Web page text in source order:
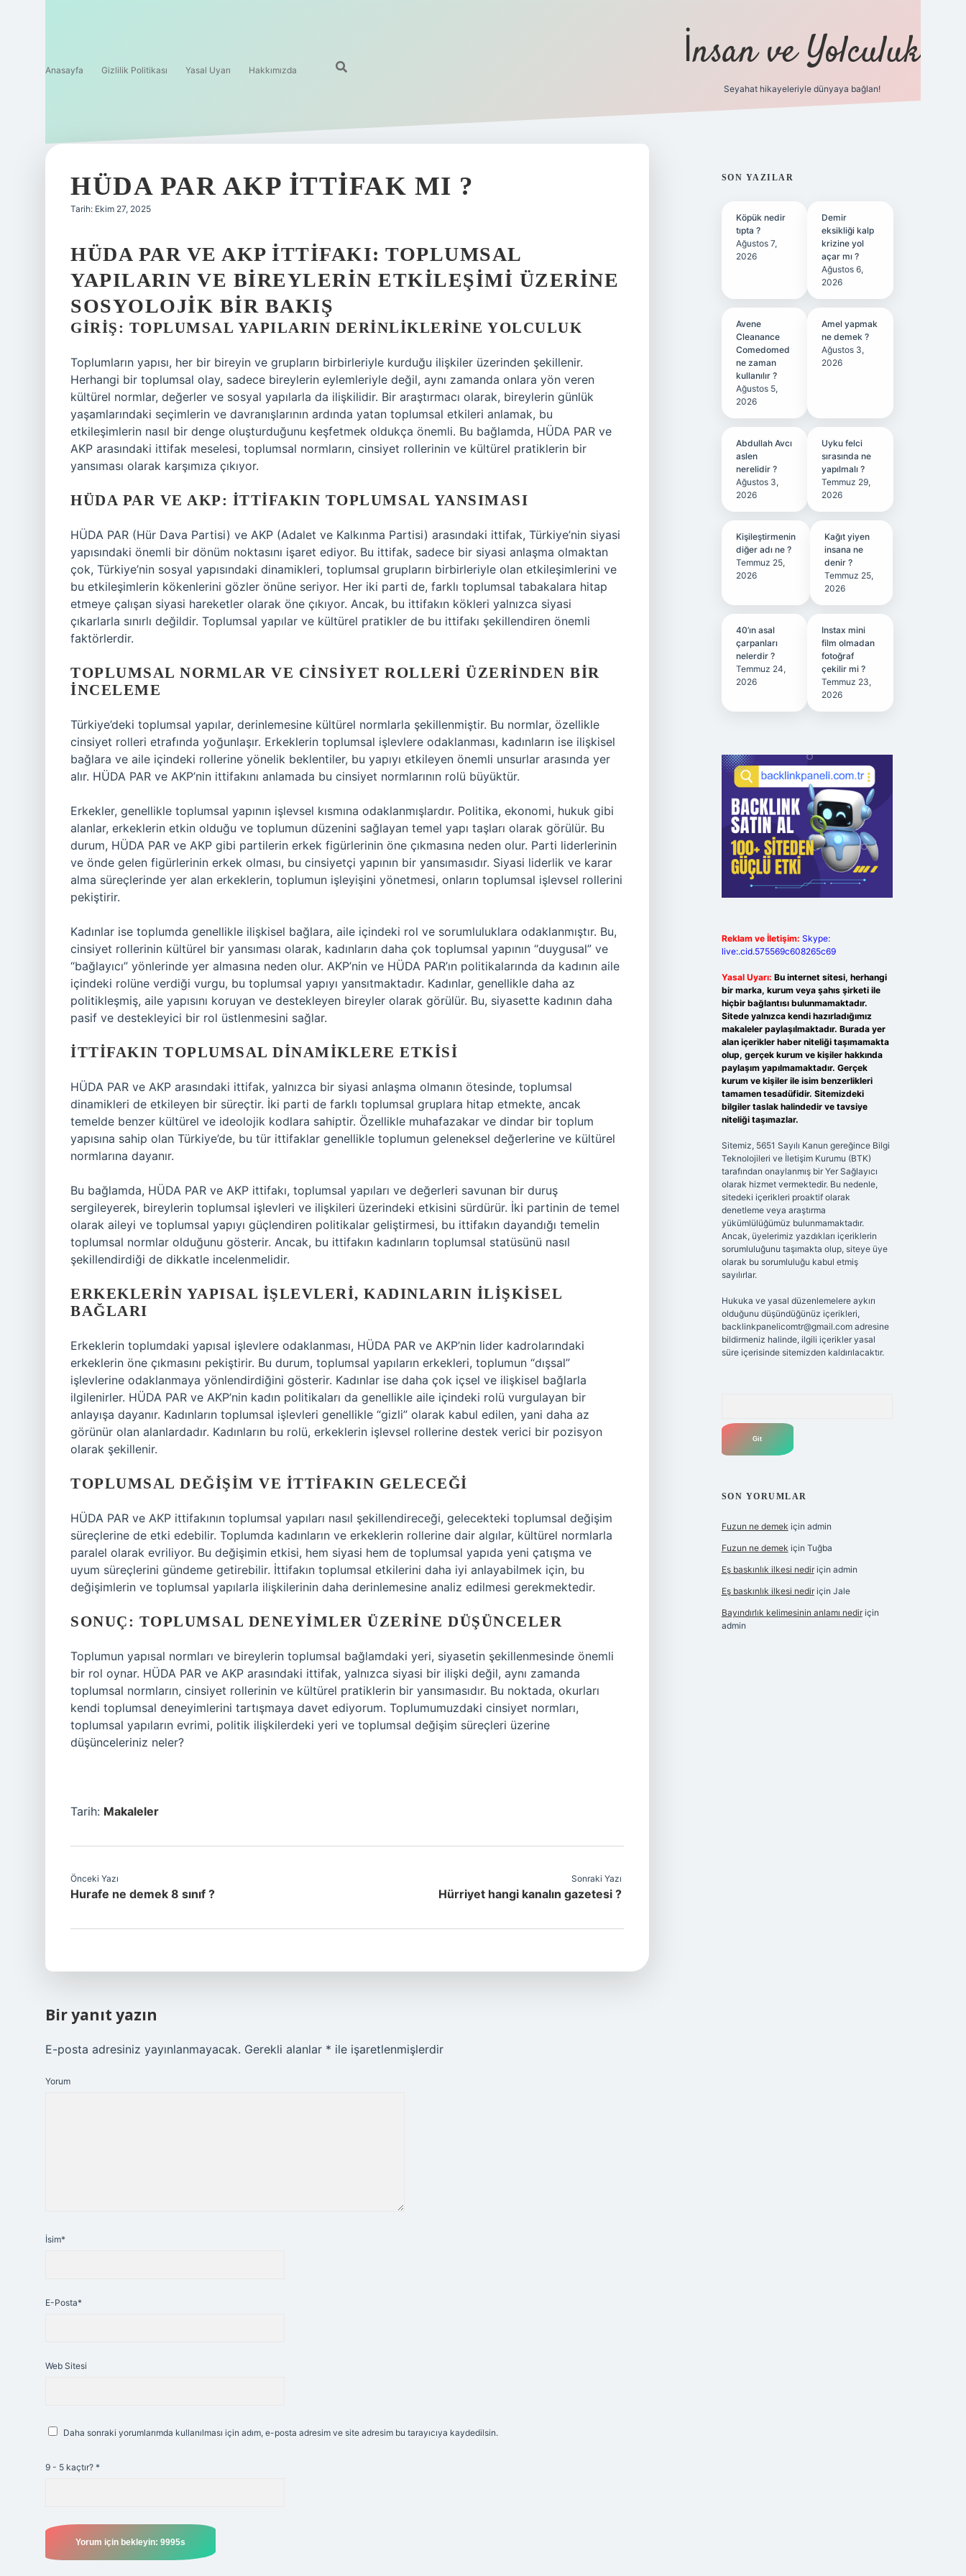
Anasayfa Gizlilik Politikası Yasal Uyarı Hakkımızda İnsan ve Yolculuk
Seyahat hikayeleriyle dünyaya bağlan!
HÜDA PAR AKP ITTIFAK MI ?
Tarih: Ekim 27, 2025
HÜDA PAR VE AKP İTTIFAKI: TOPLUMSAL
YAPILARIN VE BIREYLERIN ETKILEŞIMI ÜZERINE
SOSYOLOJIK BIR BAKIŞ
GIRIŞ: TOPLUMSAL YAPILARIN DERINLIKLERINE YOLCULUK
Toplumların yapısı, her bir bireyin ve grupların birbirleriyle kurduğu ilişkiler üzerinden şekillenir.
Herhangi bir toplumsal olay, sadece bireylerin eylemleriyle değil, aynı zamanda onlara yön veren
kültürel normlar, değerler ve sosyal yapılarla da ilişkilidir. Bir araştırmacı olarak, bireylerin günlük
yaşamlarındaki seçimlerin ve davranışlarının ardında yatan toplumsal etkileri anlamak, bu
etkileşimlerin nasıl bir denge oluşturduğunu keşfetmek oldukça önemli. Bu bağlamda, HÜDA PAR ve
AKP arasındaki ittifak meselesi, toplumsal normların, cinsiyet rollerinin ve kültürel pratiklerin bir
yansıması olarak karşımıza çıkıyor.
HÜDA PAR VE AKP: İTTIFAKIN TOPLUMSAL YANSIMASI
HÜDA PAR (Hür Dava Partisi) ve AKP (Adalet ve Kalkınma Partisi) arasındaki ittifak, Türkiye’nin siyasi
yapısındaki önemli bir dönüm noktasını işaret ediyor. Bu ittifak, sadece bir siyasi anlaşma olmaktan
çok, Türkiye’nin sosyal yapısındaki dinamikleri, toplumsal grupların birbirleriyle olan etkileşimlerini ve
bu etkileşimlerin kökenlerini gözler önüne seriyor. Her iki parti de, farklı toplumsal tabakalara hitap
etmeye çalışan siyasi hareketler olarak öne çıkıyor. Ancak, bu ittifakın kökleri yalnızca siyasi
çıkarlarla sınırlı değildir. Toplumsal yapılar ve kültürel pratikler de bu ittifakı şekillendiren önemli
faktörlerdir.
TOPLUMSAL NORMLAR VE CINSIYET ROLLERI ÜZERINDEN BIR
İNCELEME
Türkiye’deki toplumsal yapılar, derinlemesine kültürel normlarla şekillenmiştir. Bu normlar, özellikle
cinsiyet rolleri etrafında yoğunlaşır. Erkeklerin toplumsal işlevlere odaklanması, kadınların ise ilişkisel
bağlara ve aile içindeki rollerine yönelik beklentiler, bu yapıyı etkileyen önemli unsurlar arasında yer
alır. HÜDA PAR ve AKP’nin ittifakını anlamada bu cinsiyet normlarının rolü büyüktür.
Erkekler, genellikle toplumsal yapının işlevsel kısmına odaklanmışlardır. Politika, ekonomi, hukuk gibi
alanlar, erkeklerin etkin olduğu ve toplumun düzenini sağlayan temel yapı taşları olarak görülür. Bu
durum, HÜDA PAR ve AKP gibi partilerin erkek figürlerinin öne çıkmasına neden olur. Parti liderlerinin
ve önde gelen figürlerinin erkek olması, bu cinsiyetçi yapının bir yansımasıdır. Siyasi liderlik ve karar
alma süreçlerinde yer alan erkeklerin, toplumun işleyişini yönetmesi, onların toplumsal işlevsel rollerini
pekiştirir.
Kadınlar ise toplumda genellikle ilişkisel bağlara, aile içindeki rol ve sorumluluklara odaklanmıştır. Bu,
cinsiyet rollerinin kültürel bir yansıması olarak, kadınların daha çok toplumsal yapının “duygusal” ve
“bağlayıcı” yönlerinde yer almasına neden olur. AKP’nin ve HÜDA PAR’ın politikalarında da kadının aile
içindeki rolüne verdiği vurgu, bu toplumsal yapıyı yansıtmaktadır. Kadınlar, genellikle daha az
politikleşmiş, aile yapısını koruyan ve destekleyen bireyler olarak görülür. Bu, siyasette kadının daha
pasif ve destekleyici bir rol üstlenmesini sağlar.
İTTIFAKIN TOPLUMSAL DINAMIKLERE ETKISI
HÜDA PAR ve AKP arasındaki ittifak, yalnızca bir siyasi anlaşma olmanın ötesinde, toplumsal
dinamikleri de etkileyen bir süreçtir. İki parti de farklı toplumsal gruplara hitap etmekte, ancak
temelde benzer kültürel ve ideolojik kodlara sahiptir. Özellikle muhafazakar ve dindar bir toplum
yapısına sahip olan Türkiye’de, bu tür ittifaklar genellikle toplumun geleneksel değerlerine ve kültürel
normlarına dayanır.
Bu bağlamda, HÜDA PAR ve AKP ittifakı, toplumsal yapıları ve değerleri savunan bir duruş
sergileyerek, bireylerin toplumsal işlevleri ve ilişkileri üzerindeki etkisini sürdürür. İki partinin de temel
olarak aileyi ve toplumsal yapıyı güçlendiren politikalar geliştirmesi, bu ittifakın dayandığı temelin
toplumsal normlar olduğunu gösterir. Ancak, bu ittifakın kadınların toplumsal statüsünü nasıl
şekillendirdiği de dikkatle incelenmelidir.
ERKEKLERIN YAPISAL İŞLEVLERI, KADINLARIN İLIŞKISEL
BAĞLARI
Erkeklerin toplumdaki yapısal işlevlere odaklanması, HÜDA PAR ve AKP’nin lider kadrolarındaki
erkeklerin öne çıkmasını pekiştirir. Bu durum, toplumsal yapıların erkekleri, toplumun “dışsal”
işlevlerine odaklanmaya yönlendirdiğini gösterir. Kadınlar ise daha çok içsel ve ilişkisel bağlarla
ilgilenirler. HÜDA PAR ve AKP’nin kadın politikaları da genellikle aile içindeki rolü vurgulayan bir
anlayışa dayanır. Kadınların toplumsal işlevleri genellikle “gizli” olarak kabul edilen, yani daha az
görünür olan alanlardadır. Kadınların bu rolü, erkeklerin işlevsel rollerine destek verici bir pozisyon
olarak şekillenir.
TOPLUMSAL DEĞIŞIM VE İTTIFAKIN GELECEĞI
HÜDA PAR ve AKP ittifakının toplumsal yapıları nasıl şekillendireceği, gelecekteki toplumsal değişim
süreçlerine de etki edebilir. Toplumda kadınların ve erkeklerin rollerine dair algılar, kültürel normlarla
paralel olarak evriliyor. Bu değişimin etkisi, hem siyasi hem de toplumsal yapıda yeni çatışma ve
uyum süreçlerini gündeme getirebilir. İttifakın toplumsal etkilerini daha iyi anlayabilmek için, bu
değişimlerin ve toplumsal yapılarla ilişkilerinin daha derinlemesine analiz edilmesi gerekmektedir.
SONUÇ: TOPLUMSAL DENEYIMLER ÜZERINE DÜŞÜNCELER
Toplumun yapısal normları ve bireylerin toplumsal bağlamdaki yeri, siyasetin şekillenmesinde önemli
bir rol oynar. HÜDA PAR ve AKP arasındaki ittifak, yalnızca siyasi bir ilişki değil, aynı zamanda
toplumsal normların, cinsiyet rollerinin ve kültürel pratiklerin bir yansımasıdır. Bu noktada, okurları
kendi toplumsal deneyimlerini tartışmaya davet ediyorum. Toplumumuzdaki cinsiyet normları,
toplumsal yapıların evrimi, politik ilişkilerdeki yeri ve toplumsal değişim süreçleri üzerine
düşünceleriniz neler?
Tarih: Makaleler
Önceki Yazı
Hurafe ne demek 8 sınıf ?
Sonraki Yazı
Hürriyet hangi kanalın gazetesi ?
Bir yanıt yazın
E-posta adresiniz yayınlanmayacak. Gerekli alanlar * ile işaretlenmişlerdir
Yorum
İsim*
E-Posta*
Web Sitesi
Daha sonraki yorumlarımda kullanılması için adım, e-posta adresim ve site adresim bu tarayıcıya kaydedilsin.
9 - 5 kaçtır? *
SIDEBAR
SON YAZILAR
Köpük nedir
tıpta ?
Ağustos 7,
2026
Demir
eksikliği kalp
krizine yol
açar mı ?
Ağustos 6,
2026
Avene
Cleanance
Comedomed
ne zaman
kullanılır ?
Ağustos 5,
2026
Amel yapmak
ne demek ?
Ağustos 3,
2026
Abdullah Avcı
aslen
nerelidir ?
Ağustos 3,
2026
Uyku felci
sırasında ne
yapılmalı ?
Temmuz 29,
2026
Kişileştirmenin
diğer adı ne ?
Temmuz 25,
2026
Kağıt yiyen
insana ne
denir ?
Temmuz 25,
2026
40’ın asal
çarpanları
nelerdir ?
Temmuz 24,
2026
Instax mini
film olmadan
fotoğraf
çekilir mi ?
Temmuz 23,
2026
Reklam ve İletişim: Skype:
live:.cid.575569c608265c69
Yasal Uyarı: Bu internet sitesi, herhangi
bir marka, kurum veya şahıs şirketi ile
hiçbir bağlantısı bulunmamaktadır.
Sitede yalnızca kendi hazırladığımız
makaleler paylaşılmaktadır. Burada yer
alan içerikler haber niteliği taşımamakta
olup, gerçek kurum ve kişiler hakkında
paylaşım yapılmamaktadır. Gerçek
kurum ve kişiler ile isim benzerlikleri
tamamen tesadüfidir. Sitemizdeki
bilgiler taslak halindedir ve tavsiye
niteliği taşımazlar.
Sitemiz, 5651 Sayılı Kanun gereğince Bilgi
Teknolojileri ve İletişim Kurumu (BTK)
tarafından onaylanmış bir Yer Sağlayıcı
olarak hizmet vermektedir. Bu nedenle,
sitedeki içerikleri proaktif olarak
denetleme veya araştırma
yükümlülüğümüz bulunmamaktadır.
Ancak, üyelerimiz yazdıkları içeriklerin
sorumluluğunu taşımakta olup, siteye üye
olarak bu sorumluluğu kabul etmiş
sayılırlar.
Hukuka ve yasal düzenlemelere aykırı
olduğunu düşündüğünüz içerikleri,
backlinkpanelicomtr@gmail.comadresine
bildirmeniz halinde, ilgili içerikler yasal
süre içerisinde sitemizden kaldırılacaktır.
SON YORUMLAR
Fuzun ne demek için admin
Fuzun ne demek için Tuğba
Eş baskınlık ilkesi nediriçin admin
Eş baskınlık ilkesi nediriçin Jale
Bayındırlık kelimesinin anlamı nediriçin
admin